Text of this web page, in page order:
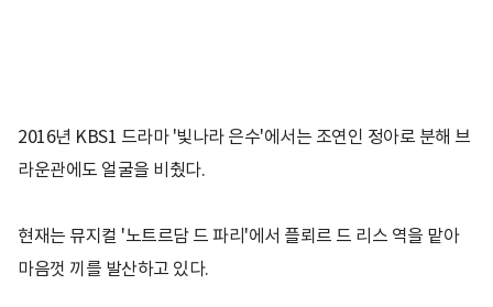
2016년 KBS1 드라마 '빛나라 은수'에서는 조연인 정아로 분해 브
라운관에도 얼굴을 비췄다.
현재는 뮤지컬 '노트르담 드 파리'에서 플뢰르 드 리스 역을 맡아
마음껏 끼를 발산하고 있다.